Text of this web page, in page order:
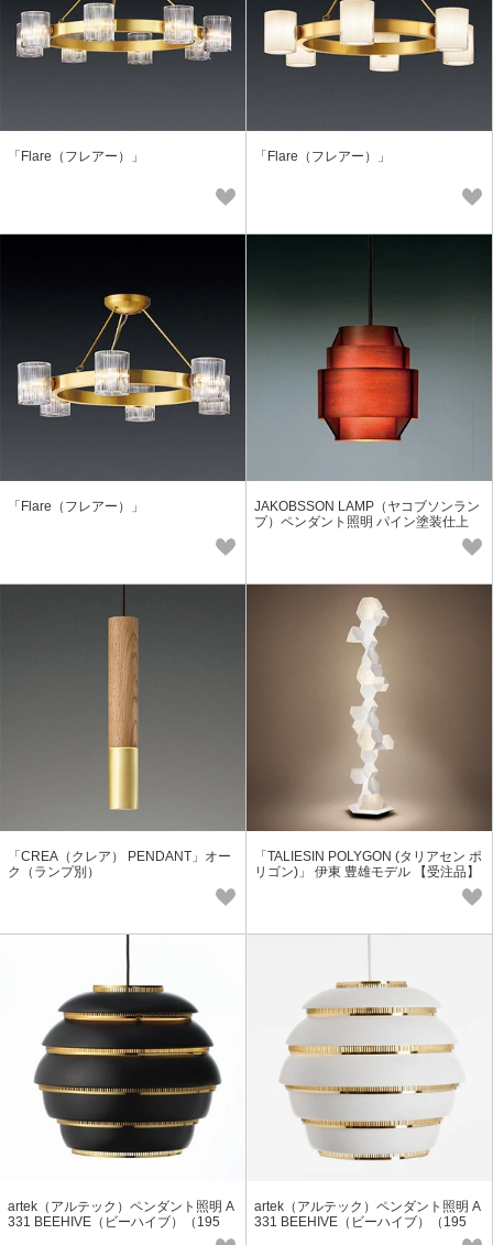
「Flare（フレアー）」 「Flare（フレアー）」
「Flare（フレアー）」
JAKOBSSON LAMP（ヤコブソンラン
プ）ペンダント照明 パイン塗装仕上
「CREA（クレア） PENDANT」オー
ク（ランプ別）
「TALIESIN POLYGON (タリアセン ポ
リゴン)」 伊東 豊雄モデル 【受注品】
artek（アルテック）ペンダント照明 A
331 BEEHIVE（ビーハイブ）（195
artek（アルテック）ペンダント照明 A
331 BEEHIVE（ビーハイブ）（195